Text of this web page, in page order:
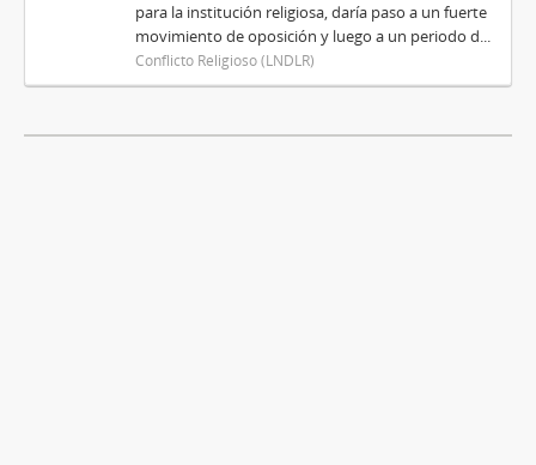
para la institución religiosa, daría paso a un fuerte
movimiento de oposición y luego a un periodo d...
Conflicto Religioso (LNDLR)